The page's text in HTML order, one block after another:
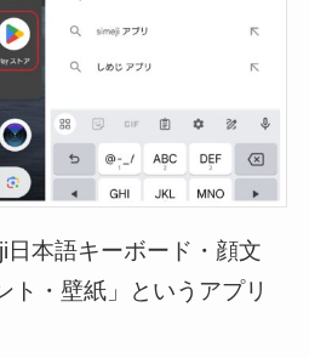
本語キーボード・顔文
ト・壁紙」というアプリ